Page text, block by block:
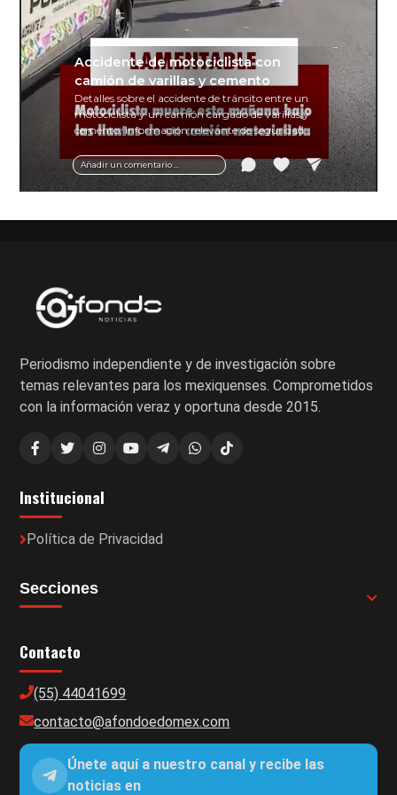
Añadir un comentario ...
Accidente de motociclista con
camión de varillas y cemento
Detalles sobre el accidente de tránsito entre un
motociclista y un camión cargado de varillas y
cemento. Información relevante de seguridad
vial y recomendaciones para motociclistas.
Periodismo independiente y de investigación sobre
temas relevantes para los mexiquenses. Comprometidos
con la información veraz y oportuna desde 2015.
Institucional
Política de Privacidad
Secciones
Contacto
(55) 44041699
contacto@afondoedomex.com
Únete aquí a nuestro canal y recibe las
noticias en